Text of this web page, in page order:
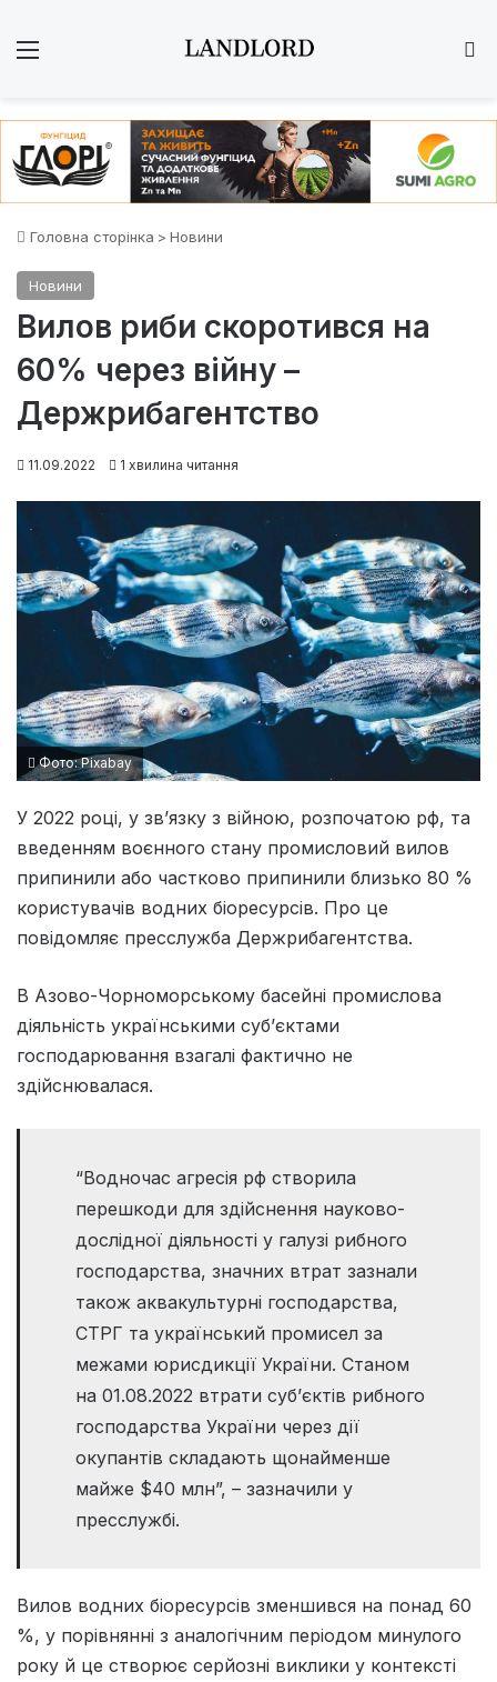
Головна сторінка > Новини
Новини
Вилов риби скоротився на
60% через війну –
Держрибагентство
11.09.2022 1 хвилина читання
Фото: Pixabay
У 2022 році, у зв’язку з війною, розпочатою рф, та
введенням воєнного стану промисловий вилов
припинили або частково припинили близько 80 %
користувачів водних біоресурсів. Про це
повідомляє пресслужба Держрибагентства.
В Азово-Чорноморському басейні промислова
діяльність українськими суб’єктами
господарювання взагалі фактично не
здійснювалася.
“Водночас агресія рф створила
перешкоди для здійснення науково-
дослідної діяльності у галузі рибного
господарства, значних втрат зазнали
також аквакультурні господарства,
СТРГ та український промисел за
межами юрисдикції України. Станом
на 01.08.2022 втрати суб’єктів рибного
господарства України через дії
окупантів складають щонайменше
майже $40 млн”, – зазначили у
пресслужбі.
Вилов водних біоресурсів зменшився на понад 60
%, у порівнянні з аналогічним періодом минулого
року й це створює серйозні виклики у контексті